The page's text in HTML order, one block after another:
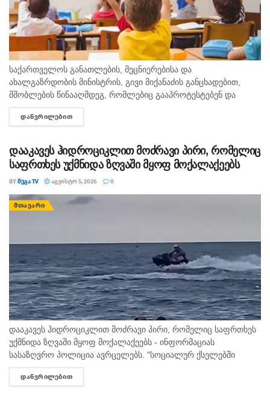
საქართველოს განათლების, მეცნიერებისა და
ახალგაზრდობის მინისტრის, გივი მიქანაძის განცხადებით,
მშობლების წინააღმდეგ, რომლებიც გააპროტესტებენ და
ბავშვებს სასკოლო ფორმას მაინც არ ჩააცმევენ, იქნება
განსაზღვრული, როგორც აღმზრდელობითი, ისე კონკრეტული
ᲓᲐᲬᲕᲠᲘᲚᲔᲑᲘᲗ
დააკავეს ჰიდროციკლით მოძრავი პირი, რომელიც
საფრთხეს უქმნიდა ზღვაში მყოფ მოქალაქეებს
BYᲛᲔᲒᲐ TV ᲐᲒᲕᲘᲡᲢᲝ 5, 2026 0
ᲛᲗᲐᲕᲐᲠᲘ
დააკავეს ჰიდროციკლით მოძრავი პირი, რომელიც საფრთხეს
უქმნიდა ზღვაში მყოფ მოქალაქეებს - ინფორმაციას
სასაზღვრო პოლიცია ავრცელებს. "სოციალურ ქსელებში
სხვადასხვა გვერდის მეშვეობით გავრცელდა ვიდეომასალა,
რომელშიც ჩანს, რომ ურეკის სანაპიროზე, ჰიდროციკლით
ᲓᲐᲬᲕᲠᲘᲚᲔᲑᲘᲗ